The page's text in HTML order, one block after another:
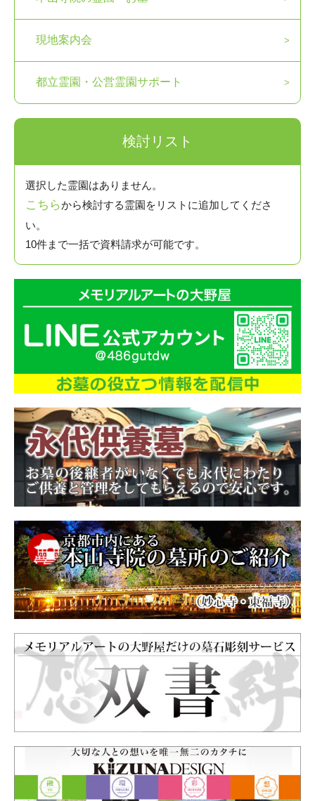
現地案内会
都立霊園・公営霊園サポート
検討リスト
選択した霊園はありません。
こちらから検討する霊園をリストに追加してくださ
い。
10件まで一括で資料請求が可能です。